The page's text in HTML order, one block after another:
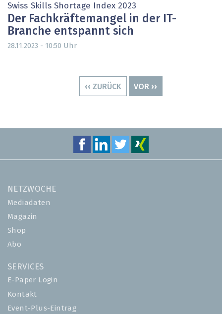
Swiss Skills Shortage Index 2023
Der Fachkräftemangel in der IT-
Branche entspannt sich
28.11.2023 - 10:50 Uhr
VORHERIGE
‹‹ ZURÜCK
NÄCHSTE
VOR ››
NETZWOCHE
Mediadaten
Magazin
Shop
Abo
SERVICES
E-Paper Login
Kontakt
Event-Plus-Eintrag